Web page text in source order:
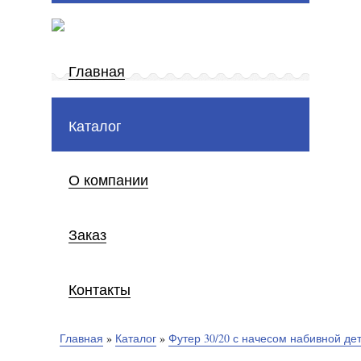
Главная
Каталог
О компании
Заказ
Контакты
Главная » Каталог » Футер 30/20 с начесом набивной